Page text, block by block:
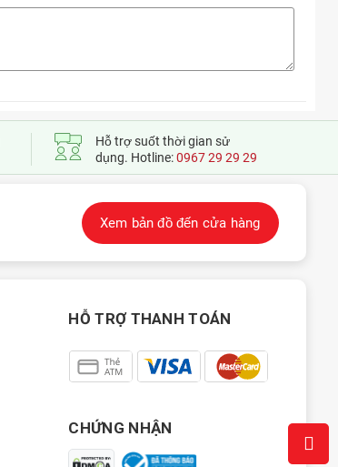
Hỗ trợ suốt thời gian sử
dụng. Hotline:0967 29 29 29
Xem bản đồ đến cửa hàng
HỖ TRỢ THANH TOÁN
CHỨNG NHẬN